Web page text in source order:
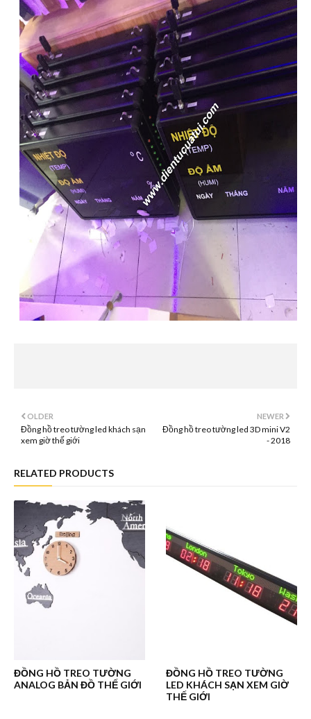
NEWER
Đồng hồ treo tường led 3D mini V2
- 2018
OLDER
Đồng hồ treo tường led khách sạn
xem giờ thế giới
RELATED PRODUCTS
ĐỒNG HỒ TREO TƯỜNG
ANALOG BẢN ĐỒ THẾ GIỚI
ĐỒNG HỒ TREO TƯỜNG
LED KHÁCH SẠN XEM GIỜ
THẾ GIỚI